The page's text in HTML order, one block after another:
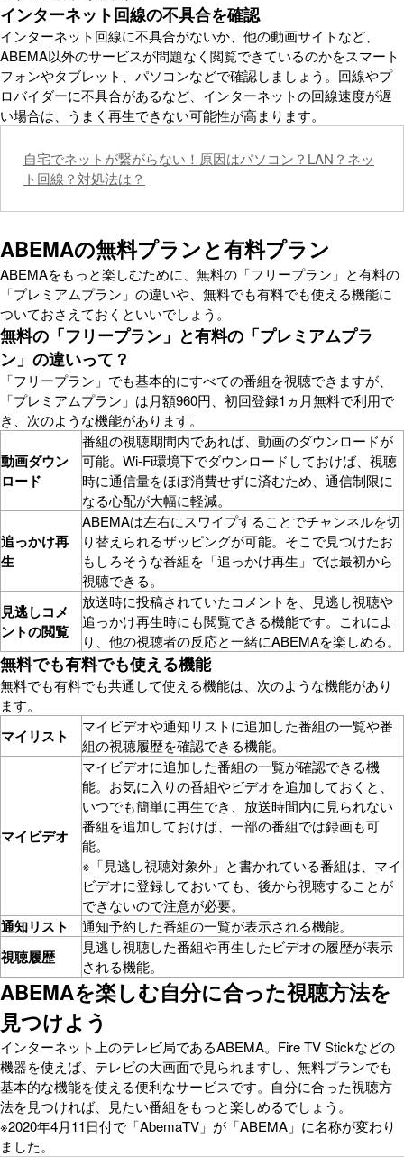
インターネット回線の不具合を確認
インターネット回線に不具合がないか、他の動画サイトなど、
ABEMA以外のサービスが問題なく閲覧できているのかをスマート
フォンやタブレット、パソコンなどで確認しましょう。回線やプ
ロバイダーに不具合があるなど、インターネットの回線速度が遅
い場合は、うまく再生できない可能性が高まります。
自宅でネットが繋がらない！原因はパソコン？LAN？ネッ
ト回線？対処法は？
ABEMAの無料プランと有料プラン
ABEMAをもっと楽しむために、無料の「フリープラン」と有料の
「プレミアムプラン」の違いや、無料でも有料でも使える機能に
ついておさえておくといいでしょう。
無料の「フリープラン」と有料の「プレミアムプラ
ン」の違いって？
「フリープラン」でも基本的にすべての番組を視聴できますが、
「プレミアムプラン」は月額960円、初回登録1ヵ月無料で利用で
き、次のような機能があります。
動画ダウン
ロード
番組の視聴期間内であれば、動画のダウンロードが
可能。Wi-Fi環境下でダウンロードしておけば、視聴
時に通信量をほぼ消費せずに済むため、通信制限に
なる心配が大幅に軽減。
追っかけ再
生
ABEMAは左右にスワイプすることでチャンネルを切
り替えられるザッピングが可能。そこで見つけたお
もしろそうな番組を「追っかけ再生」では最初から
視聴できる。
見逃しコメ
ントの閲覧
放送時に投稿されていたコメントを、見逃し視聴や
追っかけ再生時にも閲覧できる機能です。これによ
り、他の視聴者の反応と一緒にABEMAを楽しめる。
無料でも有料でも使える機能
無料でも有料でも共通して使える機能は、次のような機能があり
ます。
マイリスト
マイビデオや通知リストに追加した番組の一覧や番
組の視聴履歴を確認できる機能。
マイビデオ
マイビデオに追加した番組の一覧が確認できる機
能。お気に入りの番組やビデオを追加しておくと、
いつでも簡単に再生でき、放送時間内に見られない
番組を追加しておけば、一部の番組では録画も可
能。
※「見逃し視聴対象外」と書かれている番組は、マイ
ビデオに登録しておいても、後から視聴することが
できないので注意が必要。
通知リスト 通知予約した番組の一覧が表示される機能。
視聴履歴
見逃し視聴した番組や再生したビデオの履歴が表示
される機能。
ABEMAを楽しむ自分に合った視聴方法を
見つけよう
インターネット上のテレビ局であるABEMA。Fire TV Stickなどの
機器を使えば、テレビの大画面で見られますし、無料プランでも
基本的な機能を使える便利なサービスです。自分に合った視聴方
法を見つければ、見たい番組をもっと楽しめるでしょう。
※2020年4月11日付で「AbemaTV」が「ABEMA」に名称が変わり
ました。